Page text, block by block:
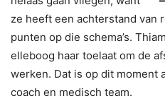
ze heeft een achterstand van
punten op die schema’s.
elleboog haar toelaat om de
werken. Dat is op dit moment
coach en medisch team.